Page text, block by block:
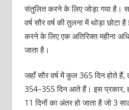
संतुलित करने के लिए जोड़ा गया है।
वर्ष सौर वर्ष की तुलना में थोड़ा छोटा
करने के लिए एक अतिरिक्त महीना
जाता है।
जहाँ सौर वर्ष में कुल 365 दिन होते हैं,
354–355 दिन आते हैं। इस प्रकार,
11 दिनों का अंतर हो जाता है जो 3